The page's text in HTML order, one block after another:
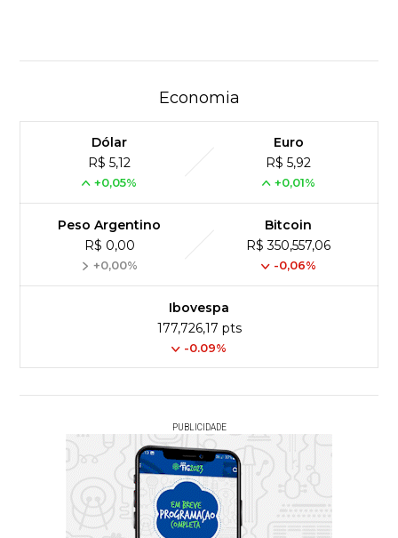
Economia
Dólar
R$ 5,12
+0,05%
Euro
R$ 5,92
+0,01%
Peso Argentino
R$ 0,00
+0,00%
Bitcoin
R$ 350,557,06
-0,06%
Ibovespa
177,726,17 pts
-0.09%
PUBLICIDADE